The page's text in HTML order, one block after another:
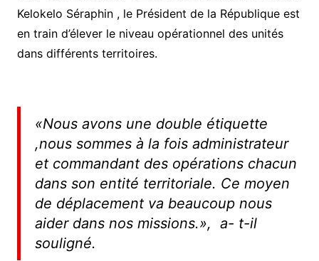
Kelokelo Séraphin , le Président de la République est
en train d’élever le niveau opérationnel des unités
dans différents territoires.
«Nous avons une double étiquette
,nous sommes à la fois administrateur
et commandant des opérations chacun
dans son entité territoriale. Ce moyen
de déplacement va beaucoup nous
aider dans nos missions.», a- t-il
souligné.